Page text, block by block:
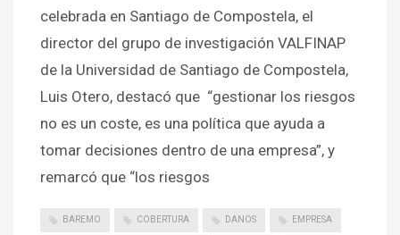
celebrada en Santiago de Compostela, el
director del grupo de investigación VALFINAP
de la Universidad de Santiago de Compostela,
Luis Otero, destacó que “gestionar los riesgos
no es un coste, es una política que ayuda a
tomar decisiones dentro de una empresa”, y
remarcó que “los riesgos
BAREMO COBERTURA DANOS EMPRESA